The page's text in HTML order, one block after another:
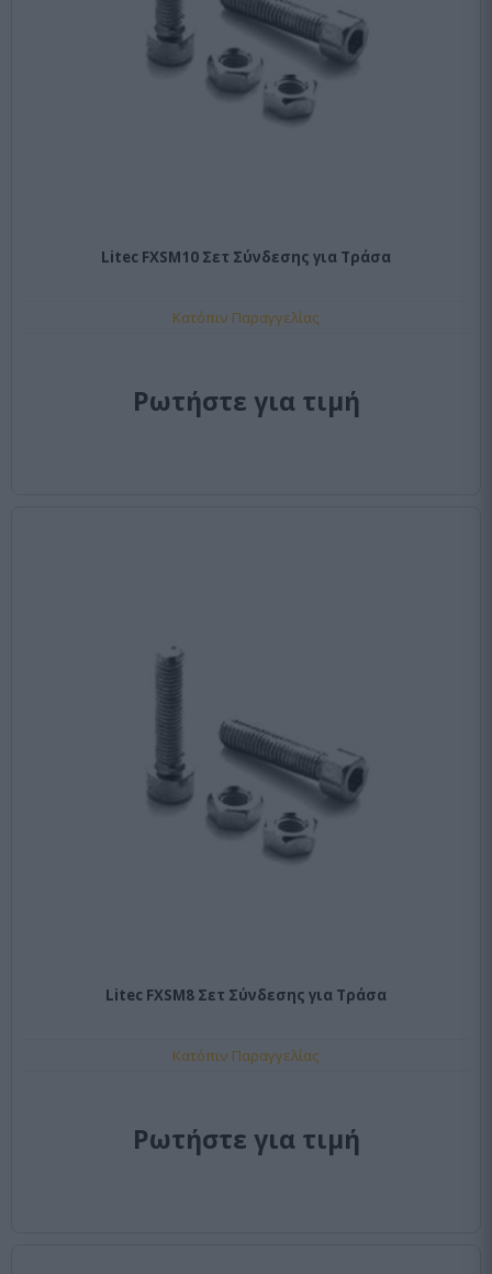
Litec FXSM10 Σετ Σύνδεσης για Τράσα
Κατόπιν Παραγγελίας
Ρωτήστε για τιμή
Litec FXSM8 Σετ Σύνδεσης για Τράσα
Κατόπιν Παραγγελίας
Ρωτήστε για τιμή